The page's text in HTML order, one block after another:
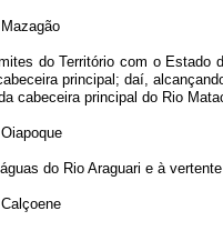
do Território com o Estado
principal; daí,
cabeceira principal do Rio
do Rio Araguari e à